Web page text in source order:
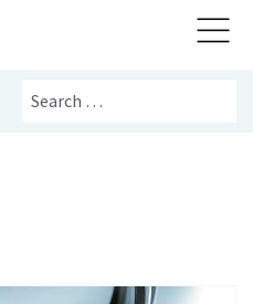
Search